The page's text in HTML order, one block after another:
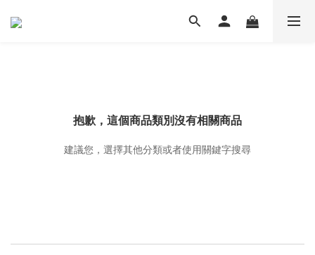
抱歉，這個商品類別沒有相關商品
建議您，選擇其他分類或者使用關鍵字搜尋